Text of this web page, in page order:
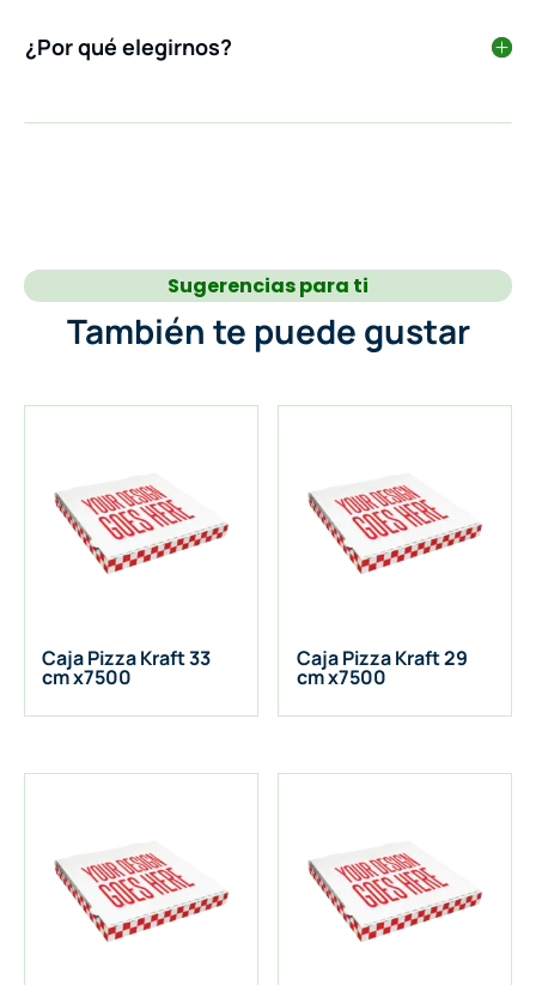
¿Por qué elegirnos?
Sugerencias para ti
También te puede gustar
Caja Pizza Kraft 33
cm x7500
Caja Pizza Kraft 29
cm x7500